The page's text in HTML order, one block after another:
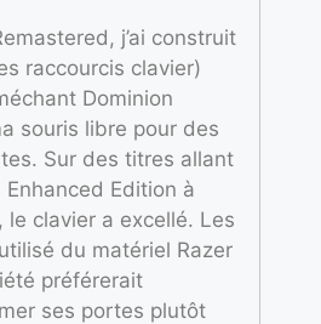
j’ai construit
raccourcis clavier)
Dominion
souris libre pour des
Sur des titres allant
Enhanced Edition à
le clavier a excellé. Les
du matériel Razer
préférerait
ses portes plutôt